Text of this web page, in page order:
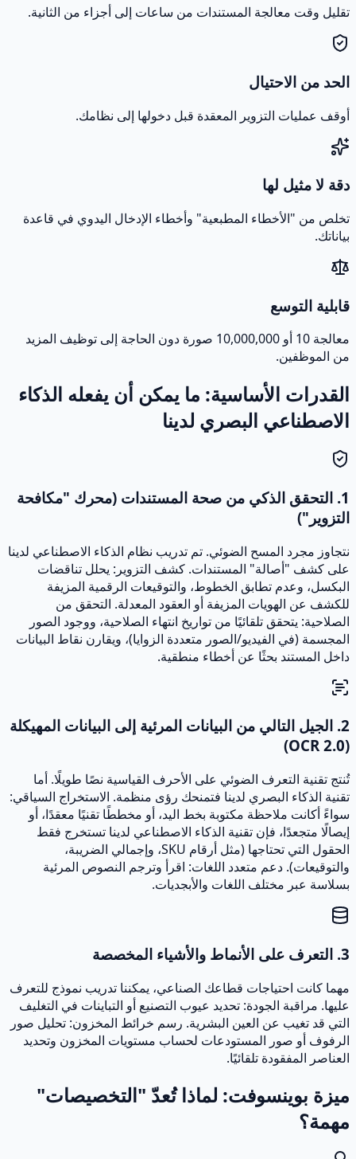
تقليل وقت معالجة المستندات من ساعات إلى أجزاء من الثانية.
الحد من الاحتيال
أوقف عمليات التزوير المعقدة قبل دخولها إلى نظامك.
دقة لا مثيل لها
تخلص من "الأخطاء المطبعية" وأخطاء الإدخال اليدوي في قاعدة
بياناتك.
قابلية التوسع
معالجة 10 أو 10,000,000 صورة دون الحاجة إلى توظيف المزيد
من الموظفين.
القدرات الأساسية: ما يمكن أن يفعله الذكاء
الاصطناعي البصري لدينا
1. التحقق الذكي من صحة المستندات (محرك "مكافحة
التزوير")
نتجاوز مجرد المسح الضوئي. تم تدريب نظام الذكاء الاصطناعي لدينا
على كشف "أصالة" المستندات. كشف التزوير: يحلل تناقضات
البكسل، وعدم تطابق الخطوط، والتوقيعات الرقمية المزيفة
للكشف عن الهويات المزيفة أو العقود المعدلة. التحقق من
الصلاحية: يتحقق تلقائيًا من تواريخ انتهاء الصلاحية، ووجود الصور
المجسمة (في الفيديو/الصور متعددة الزوايا)، ويقارن نقاط البيانات
داخل المستند بحثًا عن أخطاء منطقية.
2. الجيل التالي من البيانات المرئية إلى البيانات المهيكلة
(OCR 2.0)
تُنتج تقنية التعرف الضوئي على الأحرف القياسية نصًا طويلًا. أما
تقنية الذكاء البصري لدينا فتمنحك رؤى منظمة. الاستخراج السياقي:
سواءً أكانت ملاحظة مكتوبة بخط اليد، أو مخططًا تقنيًا معقدًا، أو
إيصالًا متجعدًا، فإن تقنية الذكاء الاصطناعي لدينا تستخرج فقط
الحقول التي تحتاجها (مثل أرقام SKU، وإجمالي الضريبة،
والتوقيعات). دعم متعدد اللغات: اقرأ وترجم النصوص المرئية
بسلاسة عبر مختلف اللغات والأبجديات.
3. التعرف على الأنماط والأشياء المخصصة
مهما كانت احتياجات قطاعك الصناعي، يمكننا تدريب نموذج للتعرف
عليها. مراقبة الجودة: تحديد عيوب التصنيع أو التباينات في التغليف
التي قد تغيب عن العين البشرية. رسم خرائط المخزون: تحليل صور
الرفوف أو صور المستودعات لحساب مستويات المخزون وتحديد
العناصر المفقودة تلقائيًا.
ميزة بوينسوفت: لماذا تُعدّ "التخصيصات"
مهمة؟